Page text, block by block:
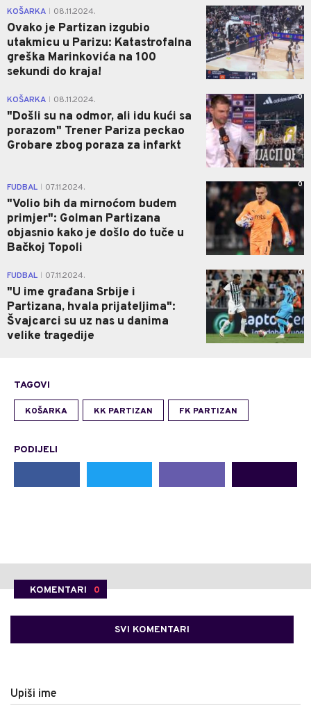
KOŠARKA 08.11.2024.
Ovako je Partizan izgubio
utakmicu u Parizu: Katastrofalna
greška Marinkovića na 100
sekundi do kraja!
0
KOŠARKA 08.11.2024.
"Došli su na odmor, ali idu kući sa
porazom" Trener Pariza peckao
Grobare zbog poraza za infarkt
0
FUDBAL 07.11.2024.
"Volio bih da mirnoćom budem
primjer": Golman Partizana
objasnio kako je došlo do tuče u
Bačkoj Topoli
0
FUDBAL 07.11.2024.
"U ime građana Srbije i
Partizana, hvala prijateljima":
Švajcarci su uz nas u danima
velike tragedije
0
TAGOVI
KOŠARKA KK PARTIZAN FK PARTIZAN
PODIJELI
KOMENTARI 0
SVI KOMENTARI
Upiši ime